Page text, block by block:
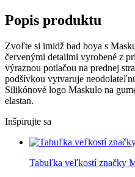
Popis produktu
Zvoľte si imidž bad boya s
červenými detailmi vyrobené z
výraznou potlačou na prednej
podšívkou vytvaruje
Silikónové logo Maskulo na
elastan.
Inšpirujte sa
Tabuľka veľkostí značky